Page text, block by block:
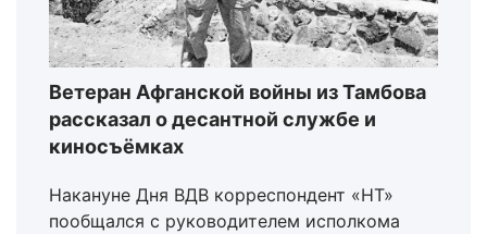
Ветеран Афганской войны из Тамбова
рассказал о десантной службе и
киносъёмках
Накануне Дня ВДВ корреспондент «НТ»
пообщался с руководителем исполкома